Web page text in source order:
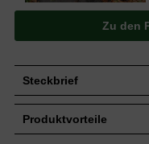
Zu den
Steckbrief
Zuwachs
Produktvorteile